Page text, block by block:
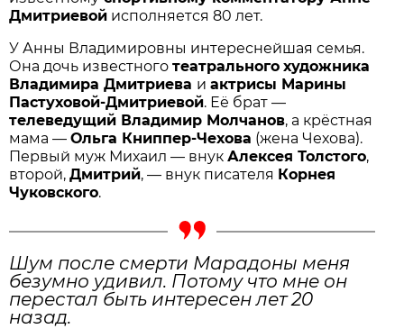
Дмитриевой исполняется 80 лет.
У Анны Владимировны интереснейшая семья.
Она дочь извест­ноготеатрального художника
Владимира Дмитриева иактрисы Марины
Пастуховой-Дмитриевой. Её брат —
телеведущий Владимир Молчанов, а крёстная
мама —Ольга Книппер-Чехова (жена Чехова).
Первый муж Михаил — внукАлексея Толстого,
второй,Дмитрий, — внук писателя Корнея
Чуковского.
Шум после смерти Марадоны меня
безумно удивил. Потому что мне он
перестал быть интересен лет 20
назад.